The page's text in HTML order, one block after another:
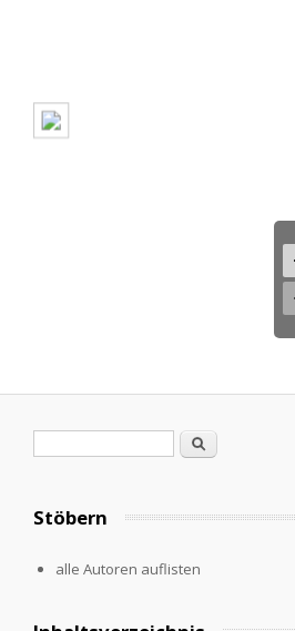
Search
Stöbern
alle Autoren auflisten